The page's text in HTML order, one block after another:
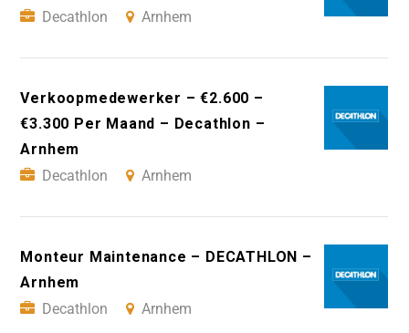
Decathlon
Arnhem
Verkoopmedewerker – €2.600 –
€3.300 Per Maand – Decathlon –
Arnhem
Decathlon
Arnhem
Monteur Maintenance – DECATHLON –
Arnhem
Decathlon
Arnhem